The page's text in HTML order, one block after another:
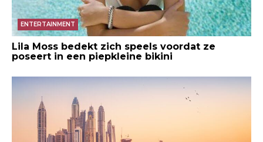
ENTERTAINMENT
Lila Moss bedekt zich speels voordat ze
poseert in een piepkleine bikini